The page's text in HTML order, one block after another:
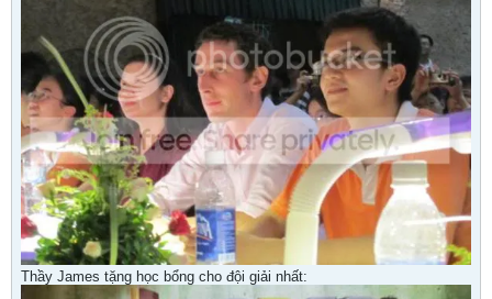
Thầy James tặng học bổng cho đội giải nhất: